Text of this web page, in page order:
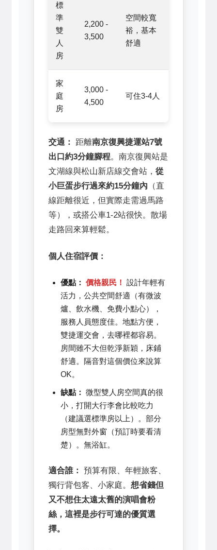
標
準
雙
人
房
2,200 -
3,500
空間較寬
裕，基本
舒適
家
庭
房
3,000 -
4,500
可住3-4人
交通： 距離南京復興捷運站7號
出口約3分鐘腳程。南京復興站是
文湖線與松山新店線交會站， 從
小巨蛋步行過來約15分鐘內 （直
線距離很近，但實際走需過馬路
等），或搭公車1-2站很快。散場
走路回來算輕鬆。
個人住宿評價：
優點： 價格親民！ 設計年輕有
活力，公共空間舒適（有微波
爐、飲水機、免費小點心），
服務人員態度佳。地點方便，
雙捷運交會，去哪裡都容易。
房間雖不大但乾淨新穎，床鋪
舒適。隔音對這個價位來說算
OK。
缺點： 微型雙人房空間真的很
小，打開大行李會比較吃力
（建議選標準房以上）。部分
房型無對外窗（預訂時要看清
楚）。無浴缸。
適合誰： 預算有限、年輕旅客、
獨行背包客、小家庭。 想省錢但
又不想住太遠太舊的演唱會粉
絲，這裡是步行可達的優質選
擇。